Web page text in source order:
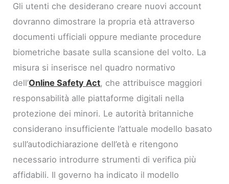
Gli utenti che desiderano creare nuovi account
dovranno dimostrare la propria età attraverso
documenti ufficiali oppure mediante procedure
biometriche basate sulla scansione del volto. La
misura si inserisce nel quadro normativo
dell’Online Safety Act, che attribuisce maggiori
responsabilità alle piattaforme digitali nella
protezione dei minori. Le autorità britanniche
considerano insufficiente l’attuale modello basato
sull’autodichiarazione dell’età e ritengono
necessario introdurre strumenti di verifica più
affidabili. Il governo ha indicato il modello